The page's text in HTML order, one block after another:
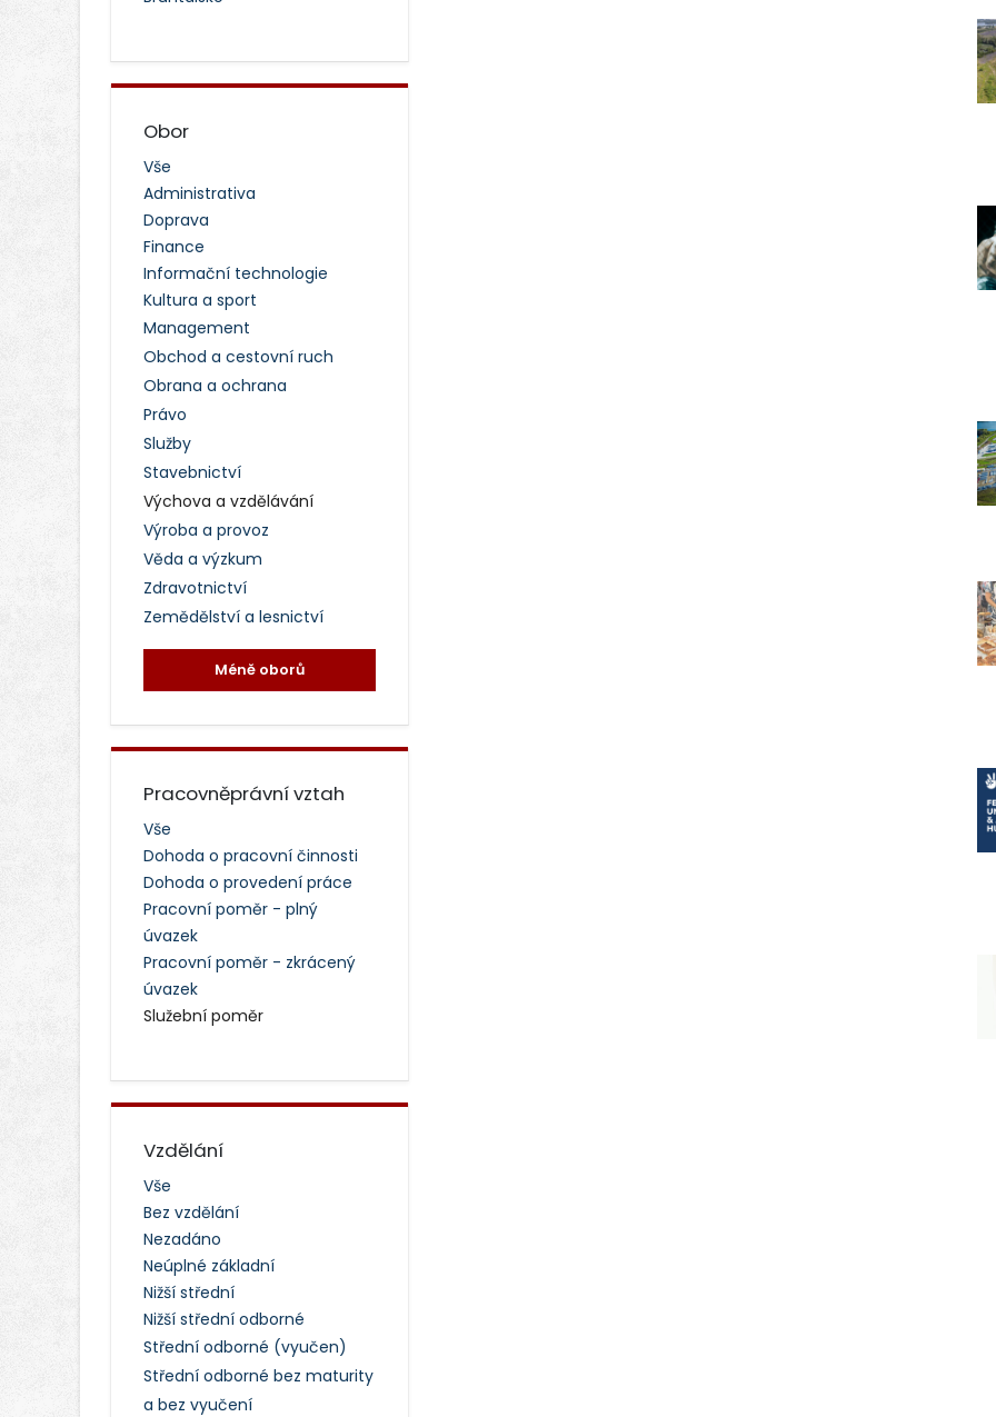
Obor
Vše
Administrativa
Doprava
Finance
Informační technologie
Kultura a sport
Management
Obchod a cestovní ruch
Obrana a ochrana
Právo
Služby
Stavebnictví
Výchova a vzdělávání
Výroba a provoz
Věda a výzkum
Zdravotnictví
Zemědělství a lesnictví
Méně oborů
Pracovněprávní vztah
Vše
Dohoda o pracovní činnosti
Dohoda o provedení práce
Pracovní poměr - plný
úvazek
Pracovní poměr - zkrácený
úvazek
Služební poměr
Vzdělání
Vše
Bez vzdělání
Nezadáno
Neúplné základní
Nižší střední
Nižší střední odborné
Střední odborné (vyučen)
Střední odborné bez maturity
a bez vyučení